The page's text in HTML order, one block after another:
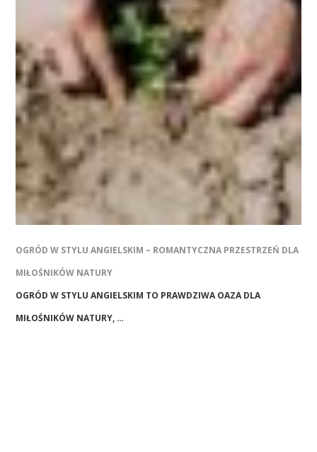
OGRÓD W STYLU ANGIELSKIM – ROMANTYCZNA PRZESTRZEŃ DLA
MIŁOŚNIKÓW NATURY
OGRÓD W STYLU ANGIELSKIM TO PRAWDZIWA OAZA DLA
MIŁOŚNIKÓW NATURY, …